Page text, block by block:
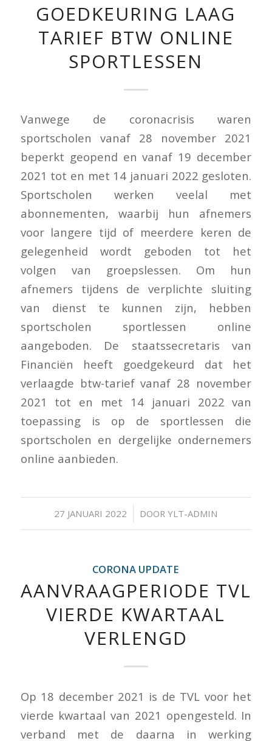
GOEDKEURING LAAG
TARIEF BTW ONLINE
SPORTLESSEN
Vanwege de coronacrisis waren
sportscholen vanaf 28 november 2021
beperkt geopend en vanaf 19 december
2021 tot en met 14 januari 2022 gesloten.
Sportscholen werken veelal met
abonnementen, waarbij hun afnemers
voor langere tijd of meerdere keren de
gelegenheid wordt geboden tot het
volgen van groepslessen. Om hun
afnemers tijdens de verplichte sluiting
van dienst te kunnen zijn, hebben
sportscholen sportlessen online
aangeboden. De staatssecretaris van
Financiën heeft goedgekeurd dat het
verlaagde btw-tarief vanaf 28 november
2021 tot en met 14 januari 2022 van
toepassing is op de sportlessen die
sportscholen en dergelijke ondernemers
online aanbieden.
27 JANUARI 2022
/ DOORYLT-ADMIN
CORONA UPDATE
AANVRAAGPERIODE TVL
VIERDE KWARTAAL
VERLENGD
Op 18 december 2021 is de TVL voor het
vierde kwartaal van 2021 opengesteld. In
verband met de daarna in werking